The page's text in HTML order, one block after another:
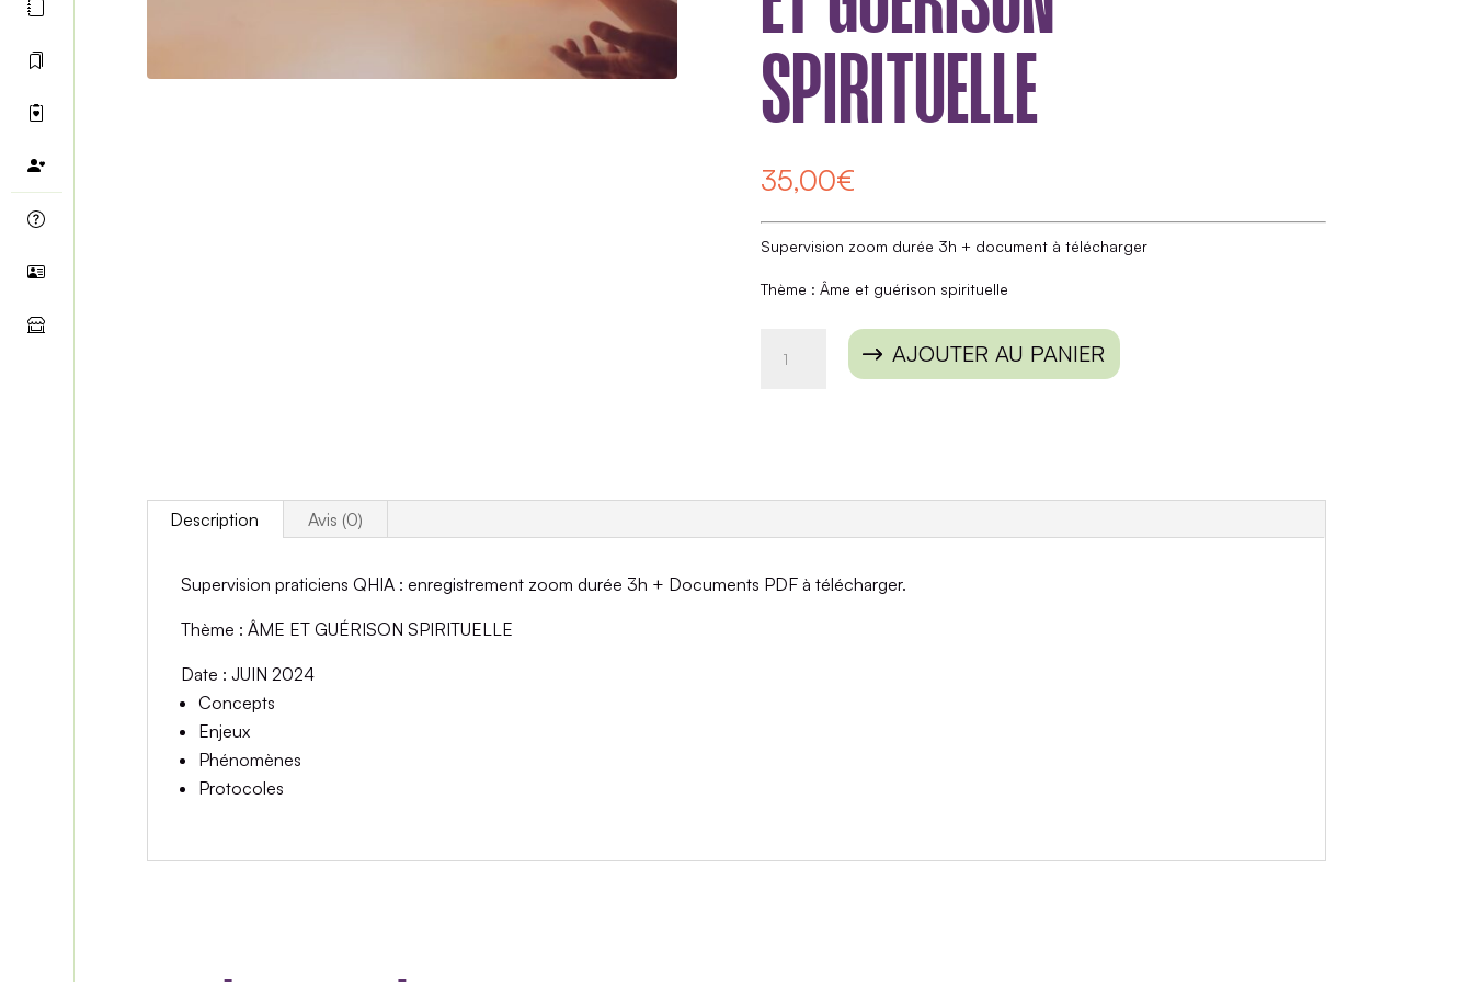
SPIRITUELLE
35,00€
Supervision zoom durée 3h + document à télécharger
Thème : Âme et guérison spirituelle
-
ÂME
GUÉRISON
AJOUTER AU PANIER
Description Avis (0)
Supervision praticiens QHIA : enregistrement zoom durée 3h + Documents PDF à télécharger.
Thème : ÂME ET GUÉRISON SPIRITUELLE
Date : JUIN 2024
Concepts
Enjeux
Phénomènes
Protocoles